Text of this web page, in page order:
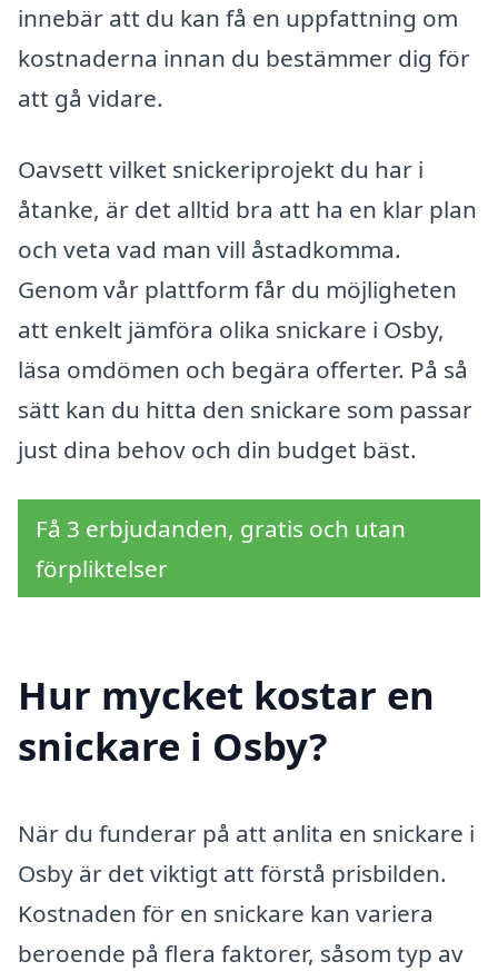
innebär att du kan få en uppfattning om
kostnaderna innan du bestämmer dig för
att gå vidare.
Oavsett vilket snickeriprojekt du har i
åtanke, är det alltid bra att ha en klar plan
och veta vad man vill åstadkomma.
Genom vår plattform får du möjligheten
att enkelt jämföra olika snickare i Osby,
läsa omdömen och begära offerter. På så
sätt kan du hitta den snickare som passar
just dina behov och din budget bäst.
Få 3 erbjudanden, gratis och utan
förpliktelser
Hur mycket kostar en
snickare i Osby?
När du funderar på att anlita en snickare i
Osby är det viktigt att förstå prisbilden.
Kostnaden för en snickare kan variera
beroende på flera faktorer, såsom typ av